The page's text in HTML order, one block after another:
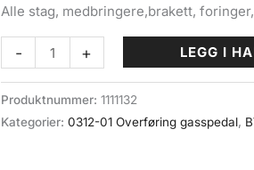
Alle stag, medbringere,brakett,
-
forgasserstag
kit
(0312-
+ LEGG I
Produktnummer:1111132
Kategorier:0312-01 Overføring gasspedal,